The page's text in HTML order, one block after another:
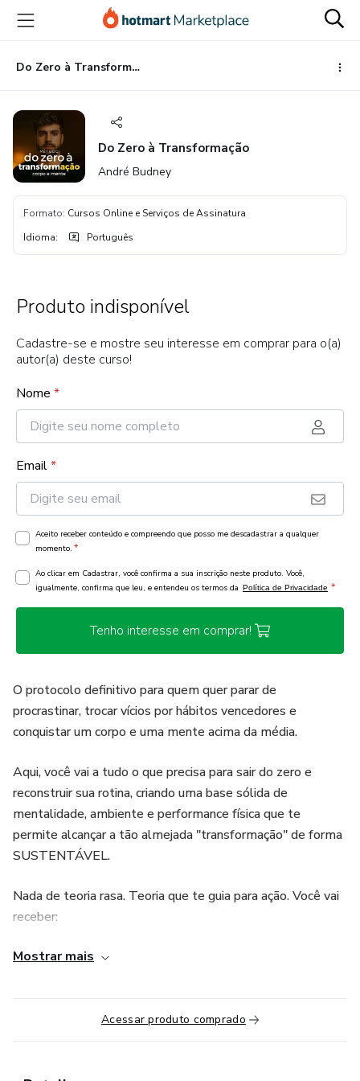
para
conteúdo
principal
para
pagamento
para
rodapé
Do Zero à Transformação
Do Zero à Transformação
André Budney
Formato: Cursos Online e Serviços de Assinatura
Idioma: Português
Produto indisponível
Cadastre-se e mostre seu interesse em comprar para o(a)
autor(a) deste curso!
Nome *
Email*
Aceito receber conteúdo e compreendo que posso me descadastrar a qualquer
momento. *
Ao clicar em Cadastrar, você confirma a sua inscrição neste produto. Você,
igualmente, confirma que leu, e entendeu os termos da Política de Privacidade *
Tenho interesse em comprar!
O protocolo definitivo para quem quer parar de
procrastinar, trocar vícios por hábitos vencedores e
conquistar um corpo e uma mente acima da média.
Aqui, você vai a tudo o que precisa para sair do zero e
reconstruir sua rotina, criando uma base sólida de
mentalidade, ambiente e performance física que te
permite alcançar a tão almejada "transformação" de forma
SUSTENTÁVEL.
Nada de teoria rasa. Teoria que te guia para ação. Você vai
receber:
Trilhas de transformação que unem neurociência do
e o DNA do Treino Perfeito. O melhor método de treino,
comprovado pela ciência, para maximizar os seus
resultados.
Mostrar mais
Acessar produto comprado